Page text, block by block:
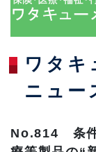
ワタキ
ニュー
No.814 条件